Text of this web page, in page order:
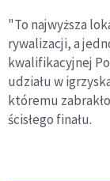
"To najwyższa
rywalizacji, a
kwalifikacyjnej
udziału w
któremu
ścisłego finału.